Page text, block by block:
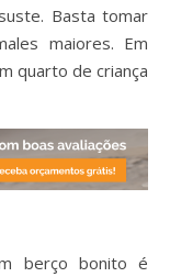
Basta tomar
maiores. Em
quarto de criança
berço bonito é